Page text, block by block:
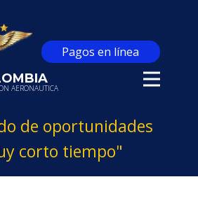
AERONAUTICA
Pagos en línea
de oportunidades
corto tiempo"
estudiantes